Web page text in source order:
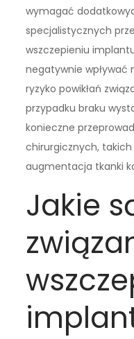
wymagać
specjalistycznych
wszczepieniu
negatywnie wpływać
ryzyko powikłań
przypadku braku
konieczne
chirurgicznych, takich
augmentacja tkanki
Jakie